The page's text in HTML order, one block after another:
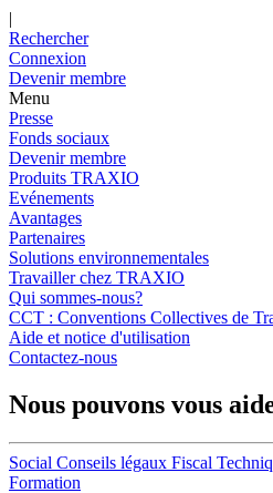
|
Rechercher
Connexion
Devenir membre
Menu
Presse
Fonds sociaux
Devenir membre
Produits TRAXIO
Evénements
Avantages
Partenaires
Solutions environnementales
Travailler chez TRAXIO
Qui sommes-nous?
CCT : Conventions Collectives de
Aide et notice d'utilisation
Contactez-nous
Nous pouvons vous
Social Conseils légaux Fiscal
Formation